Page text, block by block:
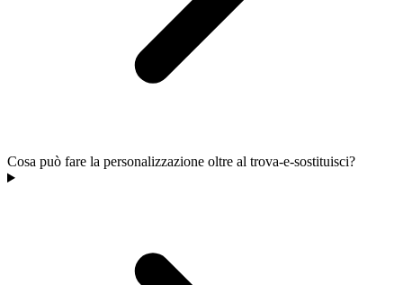
Cosa può fare la personalizzazione oltre al trova-e-sostituisci?